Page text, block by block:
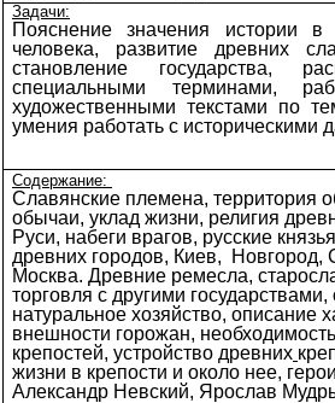
Задачи:
Пояснение значения истории
человека, развитие древних
становление государства,
специальными терминами,
художественными текстами по
умения работать с историческими
Содержание:
Славянские племена, территория
обычаи, уклад жизни, религия
Руси, набеги врагов, русские
древних городов, Киев, Новгород,
Москва. Древние ремесла,
торговля с другими
натуральное хозяйство, описание
внешности горожан,
крепостей, устройство древних
жизни в крепости и около нее,
Александр Невский, Ярослав